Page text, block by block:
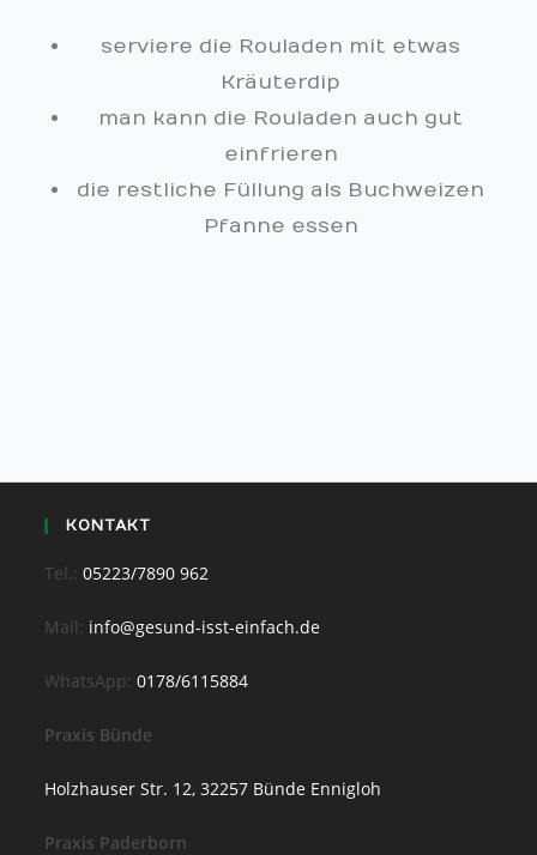
serviere die Rouladen mit etwas
Kräuterdip
man kann die Rouladen auch gut
einfrieren
die restliche Füllung als Buchweizen
Pfanne essen
KONTAKT
Tel.:05223/7890 962
Mail: info@gesund-isst-einfach.de
WhatsApp:0178/6115884
Praxis Bünde
Holzhauser Str. 12, 32257 Bünde Ennigloh
Praxis Paderborn